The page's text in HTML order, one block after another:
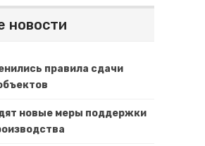
новости
правила сдачи
новые меры поддержки